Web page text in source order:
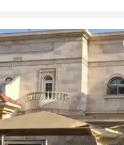
في:27 يوليو 2026